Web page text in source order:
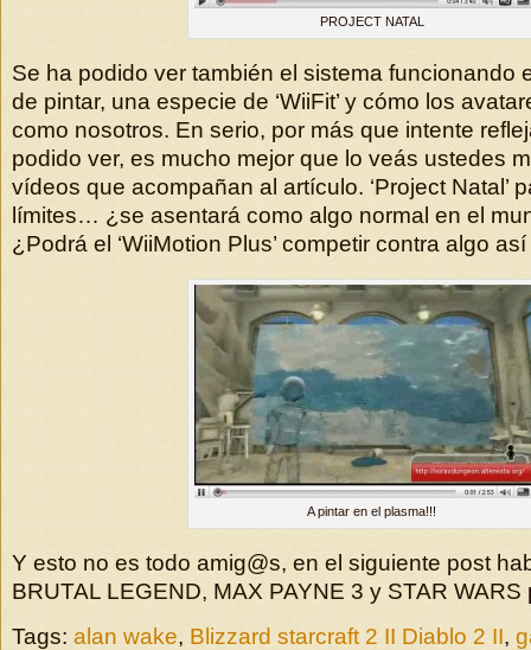
PROJECT NATAL
Se ha podido ver también el sistema funcionando
de pintar, una especie de ‘WiiFit’ y cómo los
como nosotros. En serio, por más que intente
podido ver, es mucho mejor que lo veás ustedes
vídeos que acompañan al artículo. ‘Project Natal’
límites… ¿se asentará como algo normal en el
¿Podrá el ‘WiiMotion Plus’ competir contra algo
A pintar en el plasma!!!
Y esto no es todo amig@s, en el siguiente post
BRUTAL LEGEND, MAX PAYNE 3 y STAR WARS
Tags: alan wake, Blizzard starcraft 2 II Diablo 2 II,